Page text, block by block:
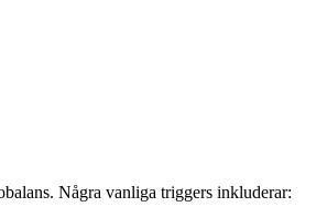
Några vanliga triggers inkluderar: